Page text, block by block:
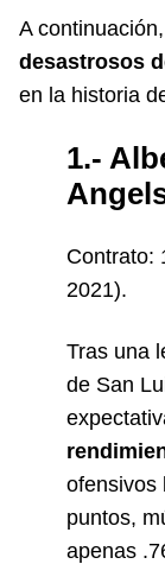
A continuación,
desastrosos
en la historia
1.-
Contrato:
2021).
Tras una
de San
ofensivos
puntos,
apenas